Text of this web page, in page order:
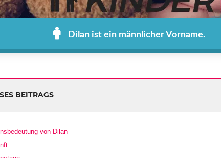
Dilan ist ein männlicher Vorname.
BEITRAGS
von Dilan